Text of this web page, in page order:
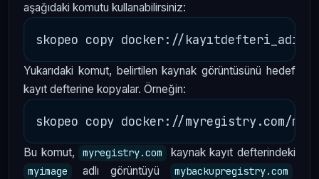
aşağıdaki komutu kullanabilirsiniz:
Yukarıdaki komut, belirtilen kaynak görüntüsünü hedef
kayıt defterine kopyalar. Örneğin:
Bu komut, myregistry.com kaynak kayıt defterindeki
myimage adlı görüntüyü mybackupregistry.com